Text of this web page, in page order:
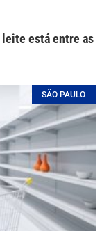
leite está entre as
SÃO PAULO